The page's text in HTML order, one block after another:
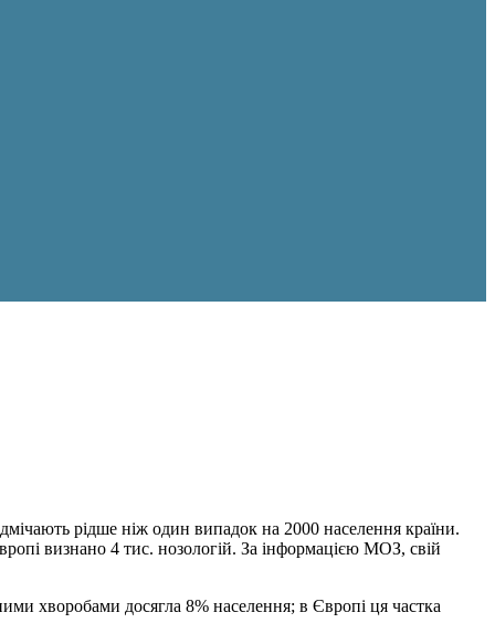
рідше ніж один випадок на 2000 населення країни.
визнано 4 тис. нозологій. За інформацією МОЗ, свій
хворобами досягла 8% населення; в Європі ця частка